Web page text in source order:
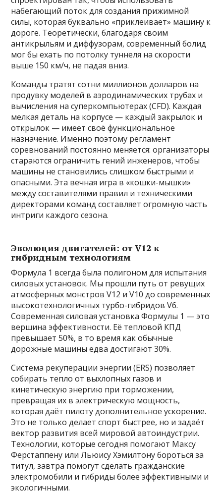
набегающий поток для создания прижимной
силы, которая буквально «приклеивает» машину к
дороге. Теоретически, благодаря своим
антикрыльям и диффузорам, современный болид
мог бы ехать по потолку туннеля на скорости
выше 150 км/ч, не падая вниз.
Команды тратят сотни миллионов долларов на
продувку моделей в аэродинамических трубах и
вычисления на суперкомпьютерах (CFD). Каждая
мелкая деталь на корпусе — каждый закрылок и
открылок — имеет своё функциональное
назначение. Именно поэтому регламент
соревнований постоянно меняется: организаторы
стараются ограничить гений инженеров, чтобы
машины не становились слишком быстрыми и
опасными. Эта вечная игра в «кошки-мышки»
между составителями правил и техническими
директорами команд составляет огромную часть
интриги каждого сезона.
Эволюция двигателей: от V12 к
гибридным технологиям
Формула 1 всегда была полигоном для испытания
силовых установок. Мы прошли путь от ревущих
атмосферных монстров V12 и V10 до современных
высокотехнологичных турбо-гибридов V6.
Современная силовая установка Формулы 1 — это
вершина эффективности. Её тепловой КПД
превышает 50%, в то время как обычные
дорожные машины едва достигают 30%.
Система рекуперации энергии (ERS) позволяет
собирать тепло от выхлопных газов и
кинетическую энергию при торможении,
превращая их в электрическую мощность,
которая даёт пилоту дополнительное ускорение.
Это не только делает спорт быстрее, но и задаёт
вектор развития всей мировой автоиндустрии.
Технологии, которые сегодня помогают Максу
Ферстаппену или Льюису Хэмилтону бороться за
титул, завтра помогут сделать гражданские
электромобили и гибриды более эффективными и
экологичными.